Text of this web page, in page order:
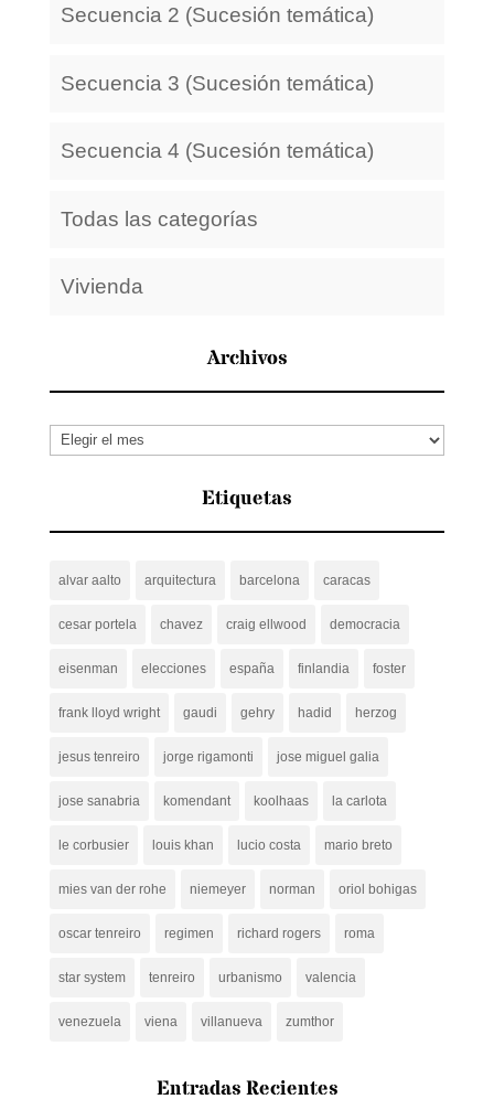
Secuencia 2 (Sucesión temática)
Secuencia 3 (Sucesión temática)
Secuencia 4 (Sucesión temática)
Todas las categorías
Vivienda
Archivos
Archivos
Etiquetas
alvar aalto arquitectura barcelona caracas
cesar portela chavez craig ellwood democracia
eisenman elecciones españa finlandia foster
frank lloyd wright gaudi gehry hadid herzog
jesus tenreiro jorge rigamonti jose miguel galia
jose sanabria komendant koolhaas la carlota
le corbusier louis khan lucio costa mario breto
mies van der rohe niemeyer norman oriol bohigas
oscar tenreiro regimen richard rogers roma
star system tenreiro urbanismo valencia
venezuela viena villanueva zumthor
Entradas Recientes